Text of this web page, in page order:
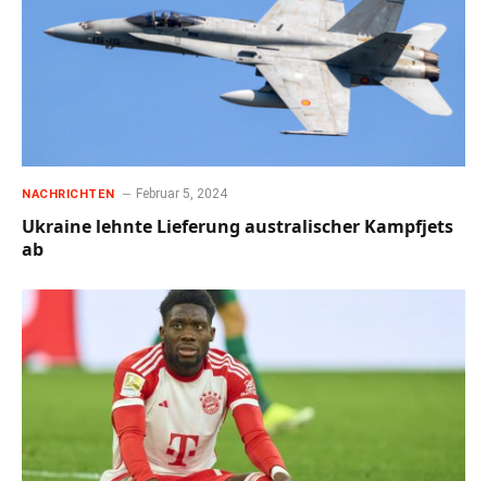
NACHRICHTEN Februar 5, 2024
Ukraine lehnte Lieferung australischer Kampfjets
ab